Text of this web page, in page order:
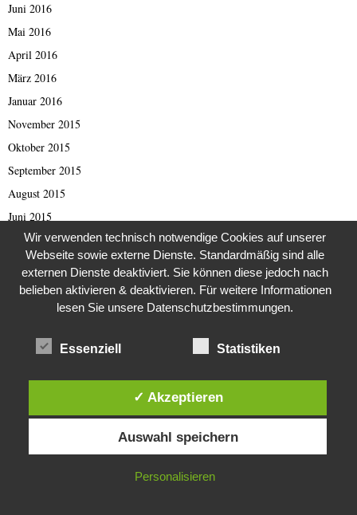
Juni 2016
Mai 2016
April 2016
März 2016
Januar 2016
November 2015
Oktober 2015
September 2015
August 2015
Juni 2015
September 2012
August 2012
Juli 2012
März 2012
Januar 2012
Diese Website verwendet Cookies. Durch die weitere Nutzung dieser
Website stimmst du der Verwendung von Cookies zu.
IN ORDNUNG
Wir verwenden technisch notwendige Cookies auf unserer
Webseite sowie externe Dienste. Standardmäßig sind alle
externen Dienste deaktiviert. Sie können diese jedoch nach
belieben aktivieren & deaktivieren. Für weitere Informationen
lesen Sie unsere Datenschutzbestimmungen.
Essenziell Statistiken
✓ Akzeptieren
Auswahl speichern
Personalisieren